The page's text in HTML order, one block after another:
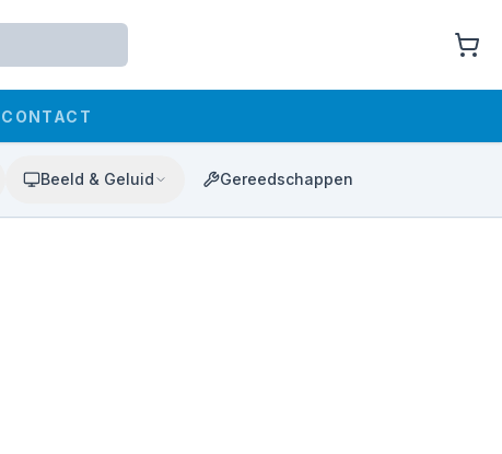
CONTACT
Beeld & Geluid Gereedschappen